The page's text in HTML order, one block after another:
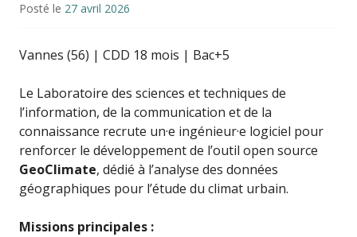
Posté le 27 avril 2026
Vannes (56) | CDD 18 mois | Bac+5
Le Laboratoire des sciences et techniques de
l’information, de la communication et de la
connaissance recrute un·e ingénieur·e logiciel pour
renforcer le développement de l’outil open source
GeoClimate, dédié à l’analyse des données
géographiques pour l’étude du climat urbain.
Missions principales :